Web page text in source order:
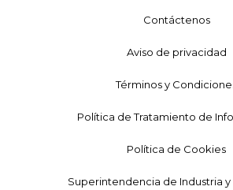
Contáctenos
Aviso de privacidad
Términos y
Política de Tratamiento de
Política de Cookies
Superintendencia de Industria